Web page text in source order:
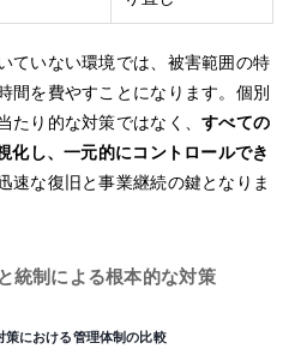
ていない環境では、被害範囲の特
間を費やすことになります。個別
たり的な対策ではなく、すべての
化し、一元的にコントロールでき
速な復旧と事業継続の鍵となりま
統制による根本的な対策
策における管理体制の比較